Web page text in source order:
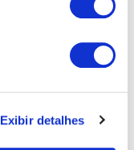
Exibir detalhes